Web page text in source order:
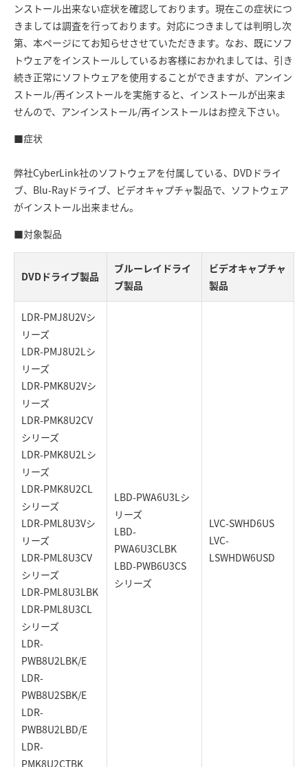
ンストール出来ない症状を確認しております。現在この症状につ
きましては調査を行っております。対応につきましては判明し次
第、本ページにてお知らせさせていただきます。なお、既にソフ
トウェアをインストールしているお客様におかれましては、引き
続き正常にソフトウェアを使用することができますが、アンイン
ストール/再インストールを実施すると、インストールが出来ま
せんので、アンインストール/再インストールはお控え下さい。
■症状
弊社CyberLink社のソフトウェアを付属している、DVDドライ
ブ、Blu-Rayドライブ、ビデオキャプチャ製品で、ソフトウェア
がインストール出来ません。
■対象製品
DVDドライブ製品
ブルーレイドライ
ブ製品
ビデオキャプチャ
製品
LDR-PMJ8U2Vシ
リーズ
LDR-PMJ8U2Lシ
リーズ
LDR-PMK8U2Vシ
リーズ
LDR-PMK8U2CV
シリーズ
LDR-PMK8U2Lシ
リーズ
LDR-PMK8U2CL
シリーズ
LDR-PML8U3Vシ
リーズ
LDR-PML8U3CV
シリーズ
LDR-PML8U3LBK
LDR-PML8U3CL
シリーズ
LDR-
PWB8U2LBK/E
LDR-
PWB8U2SBK/E
LDR-
PWB8U2LBD/E
LDR-
PMK8U2CTBK
LBD-PWA6U3Lシ
リーズ
LBD-
PWA6U3CLBK
LBD-PWB6U3CS
シリーズ
LVC-SWHD6US
LVC-
LSWHDW6USD